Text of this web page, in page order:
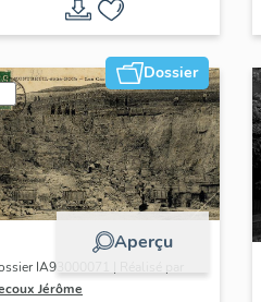
(détruit après
Dossier
Aperçu
IA93000071 | Réalisé par
Jérôme